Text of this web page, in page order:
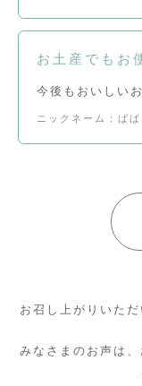
お土産でもお
今後もおいしい
ニックネーム：ばば
お召し上がりいた
みなさまのお声は